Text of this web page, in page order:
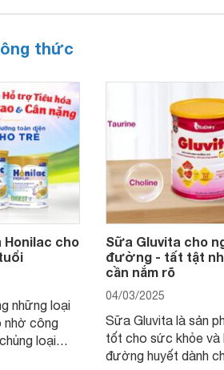
thức
Honilac cho
những loại
nhờ công
loại
Sữa Gluvita cho
đường - tất tật
cần nắm rõ
04/03/2025
Sữa Gluvita là sản
tốt cho sức khỏe và
đường huyết dành